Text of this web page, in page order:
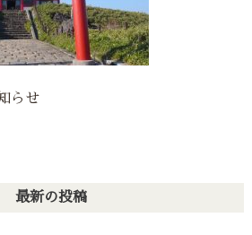
らせ
最新の投稿